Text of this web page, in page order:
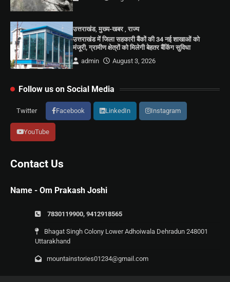
उत्तराखंड,मुख्य-खबर,राज्य
उत्तराखंड में जिला सहकारी बैंकों की 34 नई शाखाओं को
मंजूरी, ग्रामीण क्षेत्रों को मिलेगी बेहतर बैंकिंग सुविधा
admin
August 3, 2026
Follow us on Social Media
Twitter Facebook LinkedIn Instagram
YouTube
Contact Us
Name - Om Prakash Joshi
7830119900, 9412918565
Bhagat Singh Colony Lower Adhoiwala Dehradun 248001
Uttarakhand
mountainstories01234@gmail.com